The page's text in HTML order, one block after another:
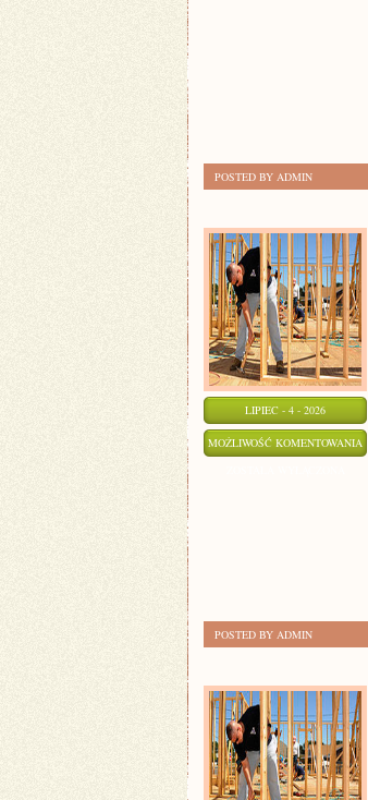
POSTED BY ADMIN
LIPIEC - 4 - 2026
MOŻLIWOŚĆ KOMENTOWANIA
POSTED BY ADMIN